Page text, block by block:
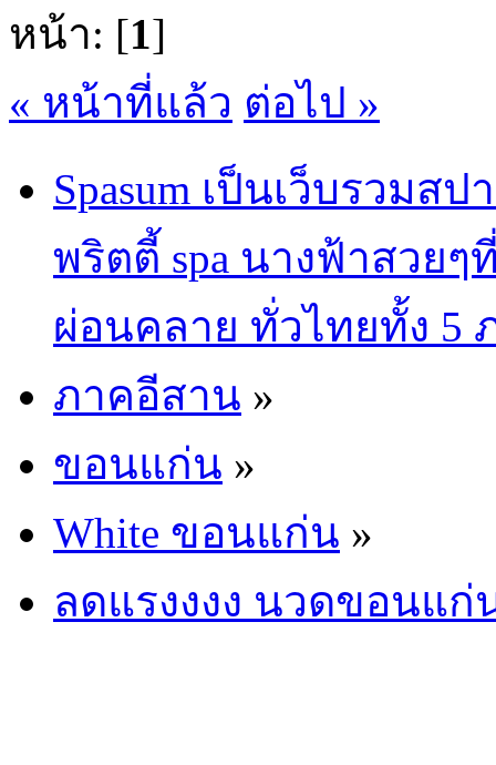
หน้า: [1]
« หน้าที่แล้ว ต่อไป »
Spasum เป็นเว็บรวม
พริตตี้ spa นางฟ้าสวย
ผ่อนคลาย ทั่วไทยทั้ง 5
ภาคอีสาน »
ขอนแก่น »
White ขอนแก่น »
ลดแรงงงง นวดขอนแก่